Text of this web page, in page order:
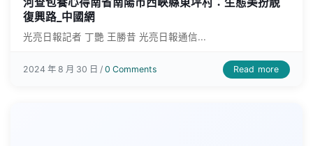
復興路_中國網
光亮日報記者 丁艷 王勝昔 光亮日報通信...
2024 年 8 月 30 日 /0 Comments Read more